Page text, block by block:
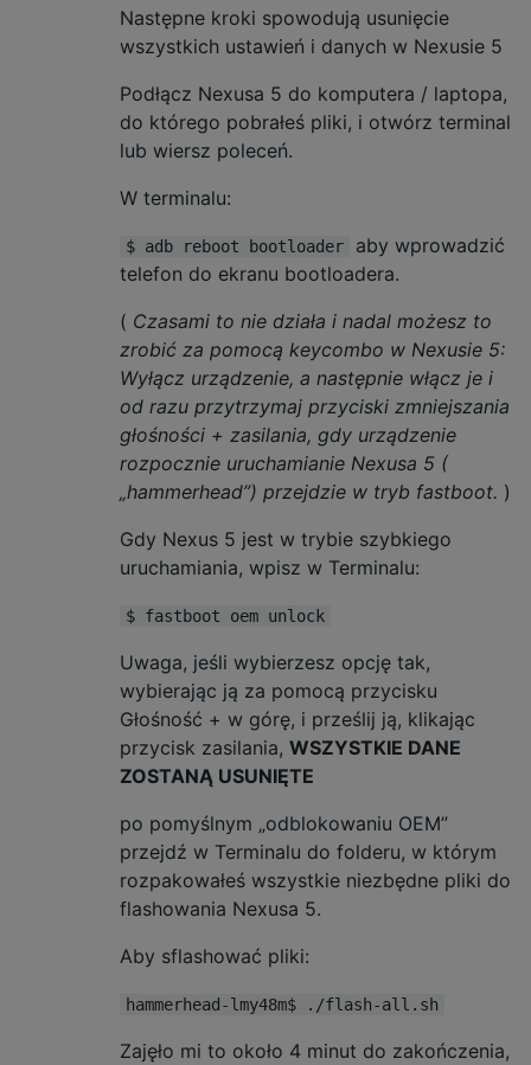
Następne kroki spowodują usunięcie
wszystkich ustawień i danych w Nexusie 5
Podłącz Nexusa 5 do komputera / laptopa,
do którego pobrałeś pliki, i otwórz terminal
lub wiersz poleceń.
W terminalu:
$ adb reboot bootloader
aby wprowadzić
telefon do ekranu bootloadera.
( Czasami to nie działa i nadal możesz to
zrobić za pomocą keycombo w Nexusie 5:
Wyłącz urządzenie, a następnie włącz je i
od razu przytrzymaj przyciski zmniejszania
głośności + zasilania, gdy urządzenie
rozpocznie uruchamianie Nexusa 5 (
„hammerhead”) przejdzie w tryb fastboot. )
Gdy Nexus 5 jest w trybie szybkiego
uruchamiania, wpisz w Terminalu:
$ fastboot oem unlock
Uwaga, jeśli wybierzesz opcję tak,
wybierając ją za pomocą przycisku
Głośność + w górę, i prześlij ją, klikając
przycisk zasilania, WSZYSTKIE DANE
ZOSTANĄ USUNIĘTE
po pomyślnym „odblokowaniu OEM”
przejdź w Terminalu do folderu, w którym
rozpakowałeś wszystkie niezbędne pliki do
flashowania Nexusa 5.
Aby sflashować pliki:
hammerhead-lmy48m$ ./flash-all.sh
Zajęło mi to około 4 minut do zakończenia,